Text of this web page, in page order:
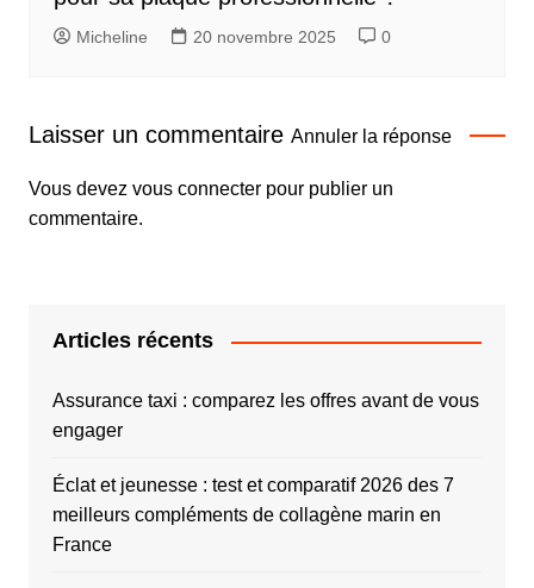
Micheline 20 novembre 2025 0
Laisser un commentaire Annuler la réponse
Vous devez vous connecterpour publier un
commentaire.
Articles récents
Assurance taxi : comparez les offres avant de vous
engager
Éclat et jeunesse : test et comparatif 2026 des 7
meilleurs compléments de collagène marin en
France